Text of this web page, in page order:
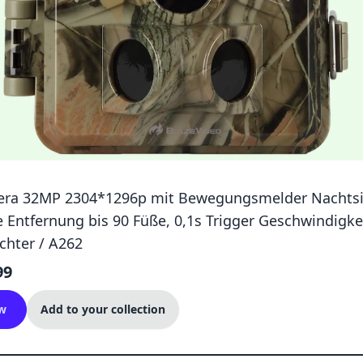
32MP 2304*1296p mit Bewegungsmelder
Entfernung bis 90 Füße, 0,1s Trigger
/ A262
Add to your collection